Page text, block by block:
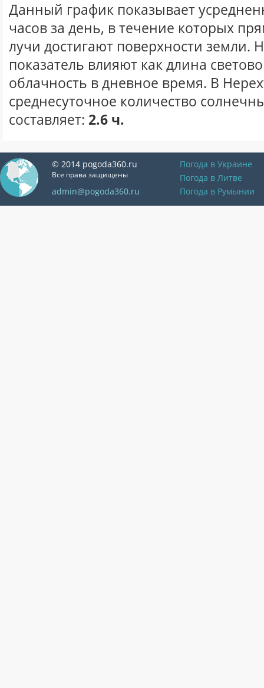
Данный график показывает
часов за день, в течение которых
лучи достигают поверхности земли.
показатель влияют как длина
облачность в дневное время. В
среднесуточное количество
составляет: 2.6 ч.
© 2014 pogoda360.ru
Все права защищены
admin@pogoda360.ru
Погода в Украине
Погода в Литве
Погода в Румынии